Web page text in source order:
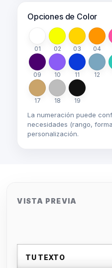
Opciones de Color
01 02 03 04
09 10 11 12
17 18 19
La numeración puede
necesidades (rango,
personalización.
VISTA PREVIA
TU TEXTO